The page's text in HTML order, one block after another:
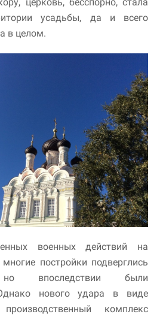
усадьбы, да и всего
в целом.
военных действий на
постройки подверглись
но впоследствии были
нового удара в виде
комплекс